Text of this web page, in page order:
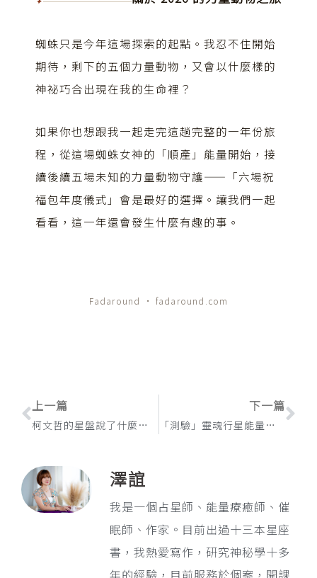
蜘蛛只是今年這場探索的起點。我忍不住開始
期待，剩下的五個力量動物，又會以什麼樣的
神祕巧合出現在我的生命裡？
如果你也想跟我一起走完這趟完整的一年份旅
程，從這場蜘蛛女神的「順產」能量開始，接
續後續五場未知的力量動物守護——「六場祝
福包年度儀式」會是最好的選擇。讓我們一起
看看，這一年還會發生什麼有趣的事。
Fadaround · fadaround.com
上一頁
上一篇
柯文哲的星盤說了什麼？北交點天秤，他最學不會的一課
下一篇
「測驗」靈魂行星能量檢測哪顆星扣押了你的生命力？ 下
澤誼
我是一個占星師、能量療癒師、催
眠師、作家。目前出過十三本星座
書，我熱愛寫作，研究神秘學十多
年的經驗，目前服務於個案，開課